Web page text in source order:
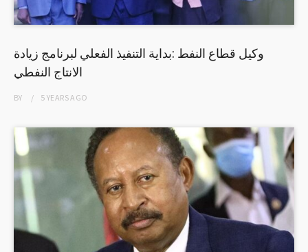
وكيل قطاع النفط :بداية التنفيذ الفعلي لبرنامج زيادة
الانتاج النفطي
BY 5 YEARSAGO